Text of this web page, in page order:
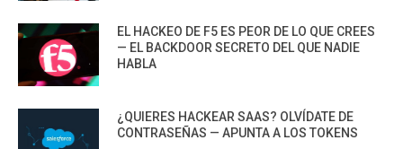
EL HACKEO DE F5 ES PEOR DE LO QUE CREES
— EL BACKDOOR SECRETO DEL QUE NADIE
HABLA
¿QUIERES HACKEAR SAAS? OLVÍDATE DE
CONTRASEÑAS — APUNTA A LOS TOKENS